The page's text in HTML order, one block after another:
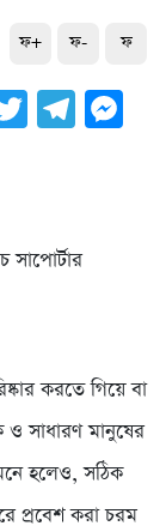
ফ+ ফ- ফ
Twitter
করতে গিয়ে বা
ও সাধারণ মানুষের
হলেও, সঠিক
প্রবেশ করা চরম